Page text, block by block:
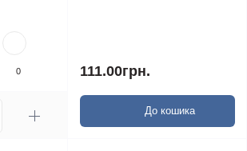
0 111.00грн.
До кошика